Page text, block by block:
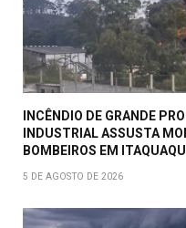
INCÊNDIO DE GRANDE
INDUSTRIAL ASSUSTA
BOMBEIROS EM
5 DE AGOSTO DE 2026